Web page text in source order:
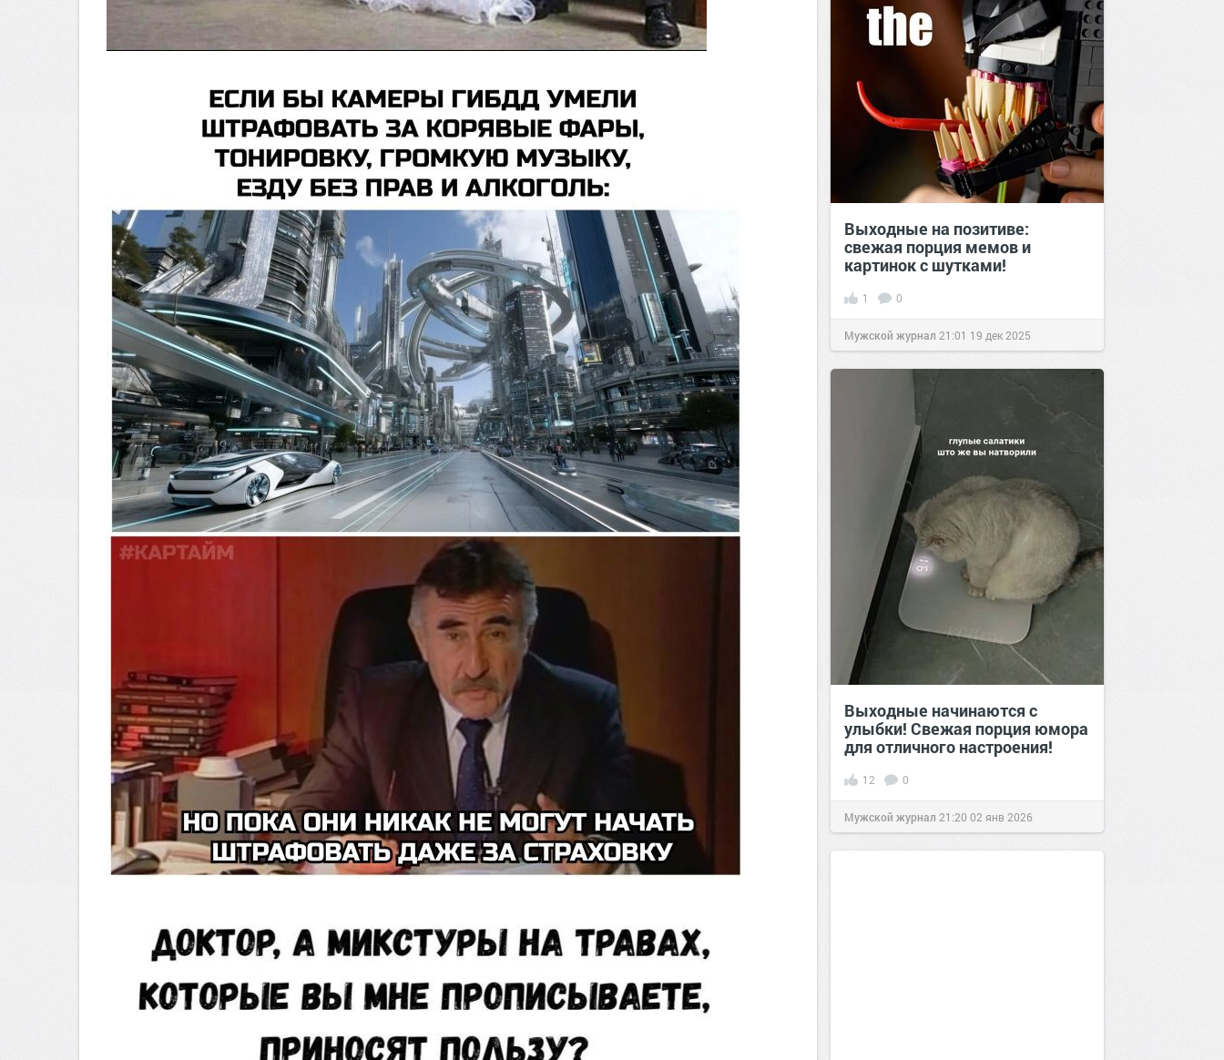
Выходные на позитиве:
свежая порция мемов и
картинок с шутками!
1 0
Мужской журнал 21:01 19 дек 2025
Выходные начинаются с
улыбки! Свежая порция юмора
для отличного настроения!
12 0
Мужской журнал 21:20 02 янв 2026